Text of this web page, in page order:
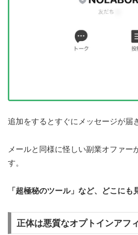
追加をするとすぐにメッセージが届
メールと同様に怪しい副業オファー
す。
「超極秘のツール」など、どこにも
正体は悪質なオプトインアフ